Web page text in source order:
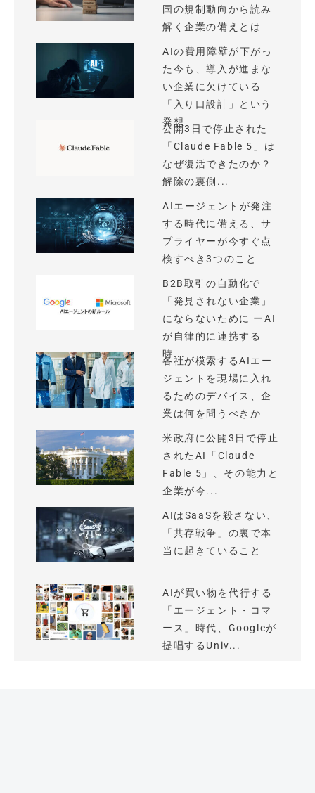
国の規制動向から読み
解く企業の備えとは
AIの費用障壁が下がっ
た今も、導入が進まな
い企業に欠けている
「入り口設計」という
発想
公開3日で停止された
「Claude Fable 5」は
なぜ復活できたのか？
解除の裏側...
AIエージェントが発注
する時代に備える、サ
プライヤーが今すぐ点
検すべき3つのこと
B2B取引の自動化で
「発見されない企業」
にならないために ーAI
が自律的に連携する
時...
各社が模索するAIエー
ジェントを現場に入れ
るためのデバイス、企
業は何を問うべきか
米政府に公開3日で停止
されたAI「Claude
Fable 5」、その能力と
企業が今...
AIはSaaSを殺さない、
「共存戦争」の裏で本
当に起きていること
AIが買い物を代行する
「エージェント・コマ
ース」時代、Googleが
提唱するUniv...